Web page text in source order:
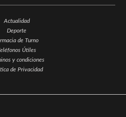
Actualidad
Deporte
de Turno
Útiles
y condiciones
de Privacidad